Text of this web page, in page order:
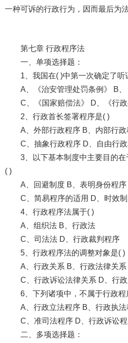
一种可诉的行政行为，因而最后为
第七章 行政程序法
一、单项选择题：
1、我国在( )中第一次确定了听
A、《治安管理处罚条例》 B、
C、《国家赔偿法》 D、《行政
2、行政首长签署程序是( )
A、外部行政程序 B、内部行政
C、抽象行政程序 D、自由行
3、以下基本制度中主要目的
( )
A、回避制度 B、表明身份程序
C、简易程序的适用 D、时效
4、行政程序法属于( )
A、组织法 B、行政法
C、司法法 D、行政裁判程序
5、行政程序法的调整对象是( )
A、行政关系 B、行政法律关系
C、行政诉讼法律关系 D、行
6、下列诸项中，不属于行政程
A、行政立法程序 B、行政执法
C、准司法程序 D、行政诉讼
二、多项选择题：